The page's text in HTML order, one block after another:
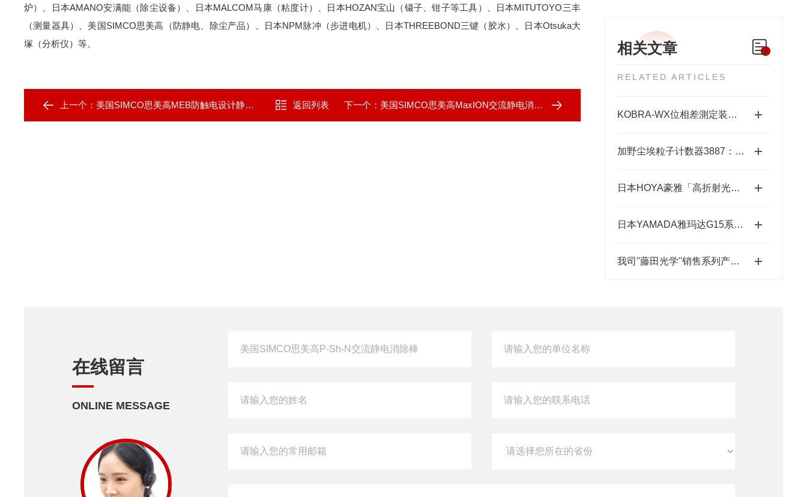
相关文章
RELATED ARTICLES
KOBRA-WX位相差測定装置技术原理：让“相位”变成“光强”
加野尘埃粒子计数器3887：洁净环境监测的“眼睛”
日本HOYA豪雅「高折射光学引擎」—2.0超高清折射率-总代理藤田光学
日本YAMADA雅玛达G15系列超耐腐智能气动隔膜泵四川代理店
我司''藤田光学''销售系列产品成为日本MUSASHI武蔵新的代理店
炉）、日本AMANO安满能（除尘设备）、日本MALCOM马康（粘度计）、日本HOZAN宝山（镊子、钳子等工具）、日本MITUTOYO三丰
（测量器具）、美国SIMCO思美高（防静电、除尘产品）、日本NPM脉冲（步进电机）、日本THREEBOND三键（胶水）、日本Otsuka大
塚（分析仪）等。
上一个： 美国SIMCO思美高MEB防触电设计静电中和棒 返回列表 下一个： 美国SIMCO思美高MaxION交流静电消除棒
在线留言
ONLINE MESSAGE